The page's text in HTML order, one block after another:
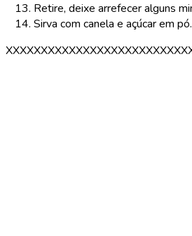
Retire, deixe arrefecer alguns
Sirva com canela e açúcar em pó.